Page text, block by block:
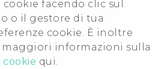
facendo clic sul
o il gestore di tua
cookie. È inoltre
maggiori informazioni sulla
cookie qui.
Whitepaper